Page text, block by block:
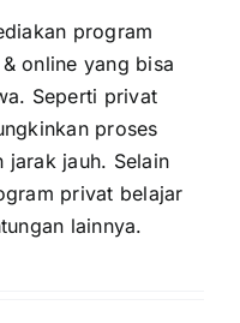
program
online yang bisa
Seperti privat
proses
jarak jauh. Selain
privat belajar
lainnya.